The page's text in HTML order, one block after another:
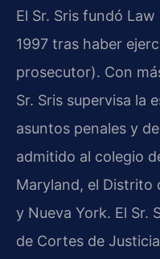
El Sr. Sris fundó Law
1997 tras haber
prosecutor). Con
Sr. Sris supervisa la
asuntos penales y
admitido al colegio
Maryland, el Distrito
y Nueva York. El Sr.
de Cortes de